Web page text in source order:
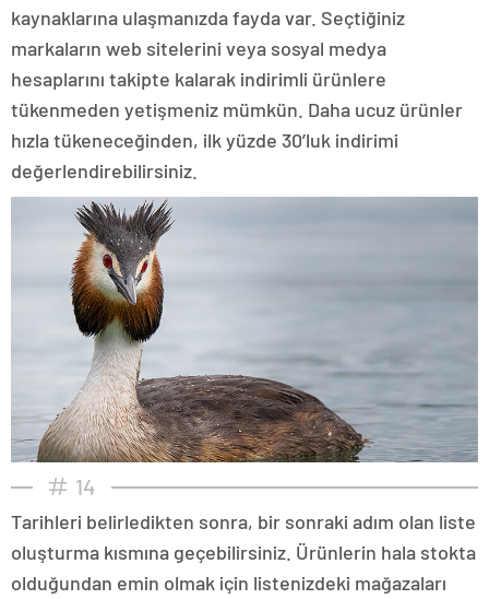
kaynaklarına ulaşmanızda fayda var. Seçtiğiniz
markaların web sitelerini veya sosyal medya
hesaplarını takipte kalarak indirimli ürünlere
tükenmeden yetişmeniz mümkün. Daha ucuz ürünler
hızla tükeneceğinden, ilk yüzde 30’luk indirimi
değerlendirebilirsiniz.
14
Tarihleri belirledikten sonra, bir sonraki adım olan liste
oluşturma kısmına geçebilirsiniz. Ürünlerin hala stokta
olduğundan emin olmak için listenizdeki mağazaları